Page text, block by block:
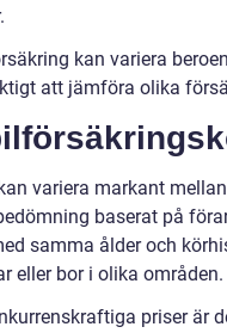
kan variera
att jämföra olika
variera markant
baserat på
samma ålder och
eller bor i olika områden.
priser är